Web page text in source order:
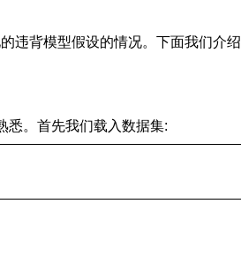
违背模型假设的情况。下面我们介绍
悉。首先我们载入数据集: